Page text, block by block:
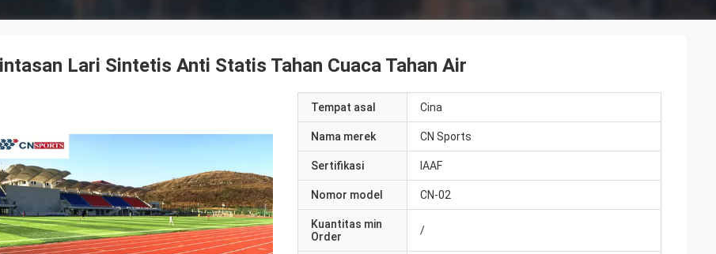
Lari Sintetis Anti Statis Tahan Cuaca Tahan Air
Tempat asal Cina
Nama merek CN Sports
Sertifikasi IAAF
Nomor model CN-02
Kuantitas min
Order
/